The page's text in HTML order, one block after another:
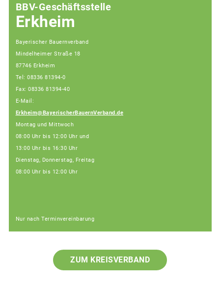
BBV-Geschäftsstelle
Erkheim
Bayerischer Bauernverband
Mindelheimer Straße 18
87746 Erkheim
Tel: 08336 81394-0
Fax: 08336 81394-40
E-Mail:
Erkheim@BayerischerBauernVerband.de
Montag und Mittwoch
08:00 Uhr bis 12:00 Uhr und
13:00 Uhr bis 16:30 Uhr
Dienstag, Donnerstag, Freitag
08:00 Uhr bis 12:00 Uhr
Nur nach Terminvereinbarung
ZUM KREISVERBAND